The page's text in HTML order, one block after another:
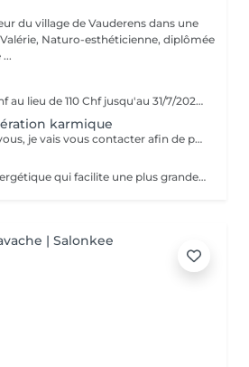
du village de Vauderens dans une
Offre 1ère séance 100 Chf au lieu de 110 Chf jusqu'au 31/7/2026 Thérapie IET C'est quoi ? La thérapie IET est une technique énergétique très puissante et douce qui permet de libérer nos mémoires cellulaires. Les mémoires cellulaires gardent toutes les émotions négatives (Tristesse, déprime, démotivation, peur, angoisse, stress...) ces évèments et énergies réprimées restent en nous et se placent dans des endroits bien précis (Organes, chakras) la thérapie d'énergie intégrée permet le lâcher prise des empreintes du passé, de libérer certains blocages émotionnels, énergétiques et autres. Elle permet une libération des émotions négatives ancrées en nous qui nous empêchent d'être pleinement heureux ou serein ou qui entrainent des problématiques de santé. Cette méthode énergétique puissante agit en profondeur sur notre corps physique ainsi que sur les 4 couches de notre aura, physique, émotionnelle, mentale et spirituelle. L'IET libère : Libération douce, émotionnelle, spirituelle et psychique de tout ce qu'on a accumulé de négatif et qui nous empêche d'être bien et d'avancer pleinement dans notre vie. "Tout ce qui ne s'exprime pas, s'imprime en nous"
karmique
Dés la prise de rendez-vous, je vais vous contacter afin de pouvoir me connecter à vos Annales Akashiques. Ce soin va passer par une lecture de vos Annales Akashiques afin de mieux comprendre la ou les différentes problématiques. Les Annales Akashiques sont la bibliothèque Cosmique ou Mémoire Universelle depuis le début des temps. Ce soin va permettre différentes libérations : transgénérationnelles, liens négatifs, blessures émotionnelles (Trahison, rejet, injustice, abandon, humiliation) les voeux qui ont été fait dans une autre vie, les croyances limitantes et le karmique (leçons inachevées, dettes énergétiques d'existences passées qui influence notre destin) Libérer de ses schémas va permettre de décharger l'Âme de ses poids lourds qui pèsent sur notre corps charnel. La libérer permet de mieux avancer dans notre vie actuelle et de se sentir plus léger plus aligné avec soi-même.
C'est une technique énergétique qui facilite une plus grande ouverture de la conscience. Elle permet d'activer 32 points au niveau de la tête. Libère les blocages, réduit le stress, l'anxiété, apaise le mental, libère des automatismes, des inquiétudes, apporte de la détente, plus de clarté, de la confiance en soi, augmente la joie de vivre, le bien-être, des relations plus harmonieuses ... Êtes-vous prêt à recevoir ? Êtes-vous prêt à vous reconnectera votre potentiel illimité ? Êtes-vous prêt au changement ? Mantra " Tout de la vie me vient avec aisance joie et gloire"